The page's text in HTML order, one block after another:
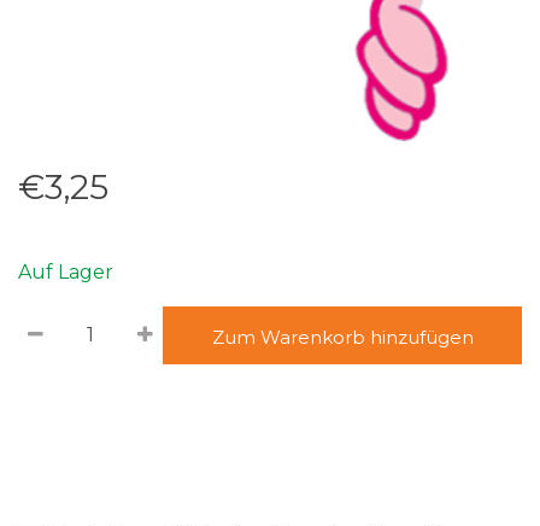
€3,25
Auf Lager
Zum Warenkorb hinzufügen